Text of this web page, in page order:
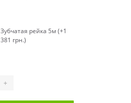
Зубчатая рейка 5м (+1
381 грн.)
+